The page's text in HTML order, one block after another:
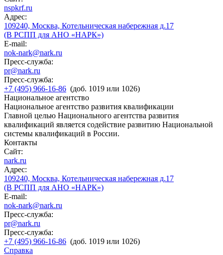
nspkrf.ru
Адрес:
109240, Москва, Котельническая набережная д.17
(В РСПП для АНО «НАРК»)
E-mail:
nok-nark@nark.ru
Пресс-служба:
pr@nark.ru
Пресс-служба:
+7 (495) 966-16-86 (доб. 1019 или 1026)
Национальное агентство
Национальное агентство развития квалификации
Главной целью Национального агентства развития
квалификаций является содействие развитию Национальной
системы квалификаций в России.
Контакты
Сайт:
nark.ru
Адрес:
109240, Москва, Котельническая набережная д.17
(В РСПП для АНО «НАРК»)
E-mail:
nok-nark@nark.ru
Пресс-служба:
pr@nark.ru
Пресс-служба:
+7 (495) 966-16-86 (доб. 1019 или 1026)
Справка